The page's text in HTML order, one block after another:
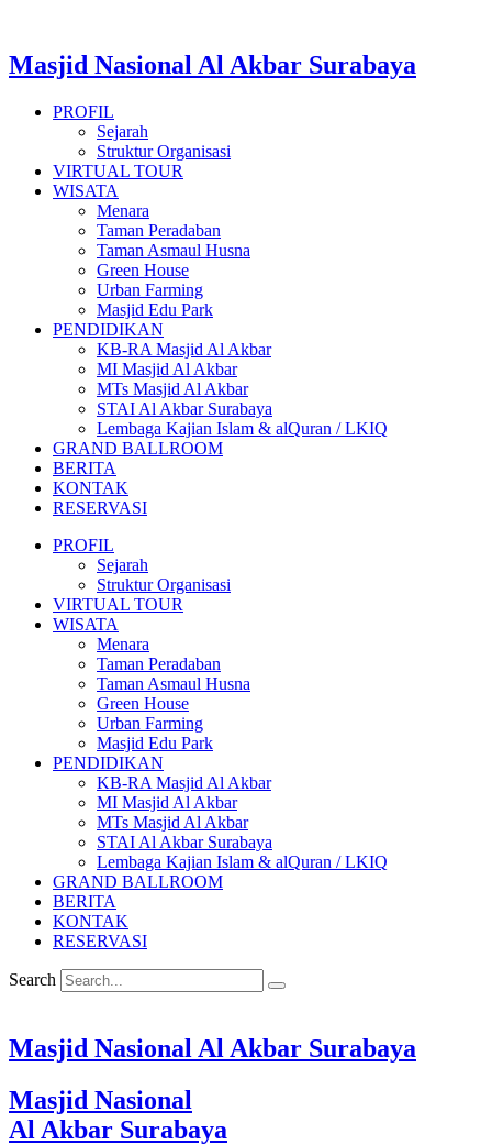
Masjid Nasional Al Akbar Surabaya
PROFIL
Sejarah
Struktur Organisasi
VIRTUAL TOUR
WISATA
Menara
Taman Peradaban
Taman Asmaul Husna
Green House
Urban Farming
Masjid Edu Park
PENDIDIKAN
KB-RA Masjid Al Akbar
MI Masjid Al Akbar
MTs Masjid Al Akbar
STAI Al Akbar Surabaya
Lembaga Kajian Islam & alQuran / LKIQ
GRAND BALLROOM
BERITA
KONTAK
RESERVASI
PROFIL
Sejarah
Struktur Organisasi
VIRTUAL TOUR
WISATA
Menara
Taman Peradaban
Taman Asmaul Husna
Green House
Urban Farming
Masjid Edu Park
PENDIDIKAN
KB-RA Masjid Al Akbar
MI Masjid Al Akbar
MTs Masjid Al Akbar
STAI Al Akbar Surabaya
Lembaga Kajian Islam & alQuran / LKIQ
GRAND BALLROOM
BERITA
KONTAK
RESERVASI
Search
Masjid Nasional Al Akbar Surabaya
Masjid Nasional
Al Akbar Surabaya